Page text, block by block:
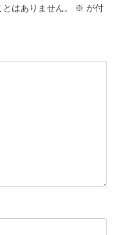
はありません。 ※ が付